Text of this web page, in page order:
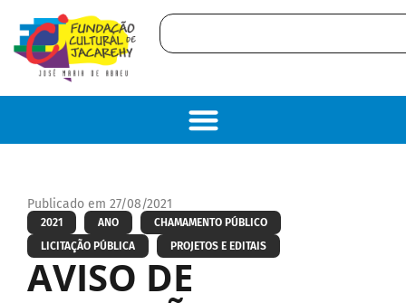
Publicado em 27/08/2021
2021 ANO
CHAMAMENTO PÚBLICO
LICITAÇÃO PÚBLICA
PROJETOS E EDITAIS
AVISO DE